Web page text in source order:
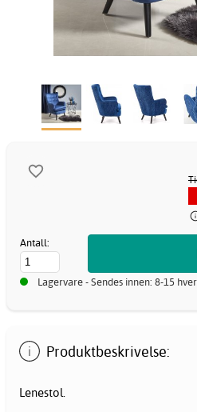
Antall:
Lagervare - Sendes innen: 8-15
Produktbeskrivelse:
Lenestol.